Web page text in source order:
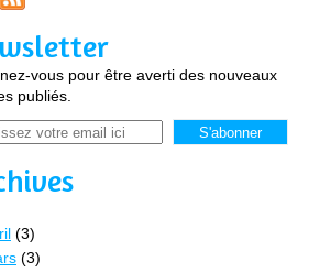
vous pour être averti des nouveaux
publiés.
(3)
(3)